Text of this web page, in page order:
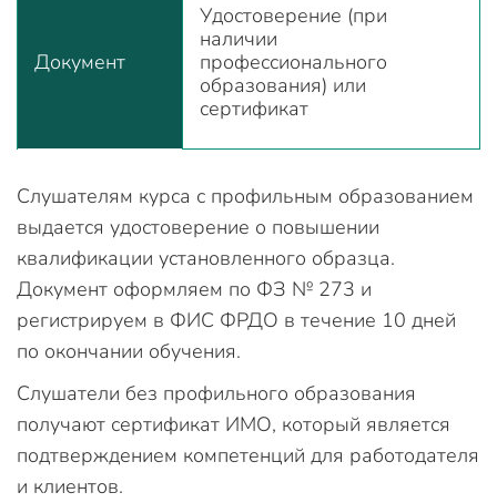
Документ
Удостоверение (при
наличии
профессионального
образования) или
сертификат
Слушателям курса с профильным образованием
выдается удостоверение о повышении
квалификации установленного образца.
Документ оформляем по ФЗ № 273 и
регистрируем в ФИС ФРДО в течение 10 дней
по окончании обучения.
Слушатели без профильного образования
получают сертификат ИМО, который является
подтверждением компетенций для работодателя
и клиентов.